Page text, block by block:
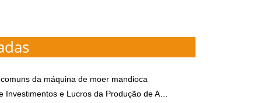
da máquina de moer mandioca
e Lucros da Produção de Amido de Batata-doce